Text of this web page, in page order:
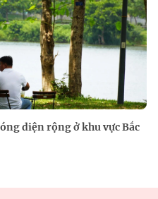
diện rộng ở khu vực Bắc